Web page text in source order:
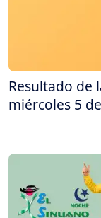
Resultado de
miércoles 5